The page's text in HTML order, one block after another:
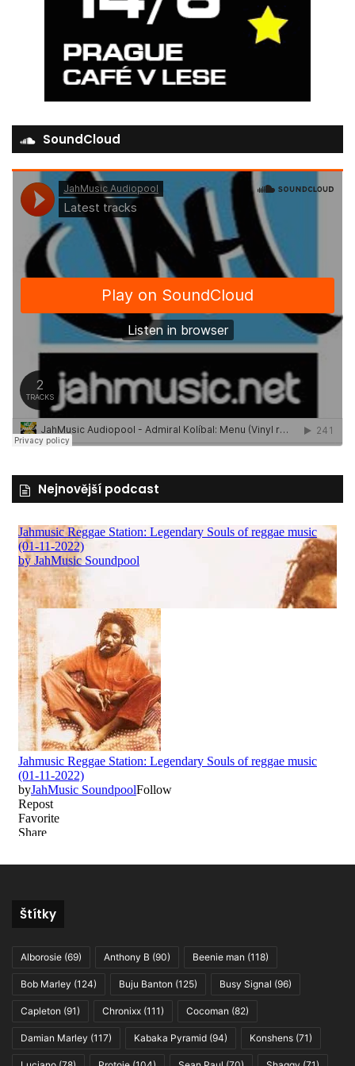
SoundCloud
Nejnovější podcast
Štítky
Alborosie (69) Anthony B (90) Beenie man (118)
Bob Marley (124) Buju Banton (125) Busy Signal (96)
Capleton (91) Chronixx (111) Cocoman (82)
Damian Marley (117) Kabaka Pyramid (94) Konshens (71)